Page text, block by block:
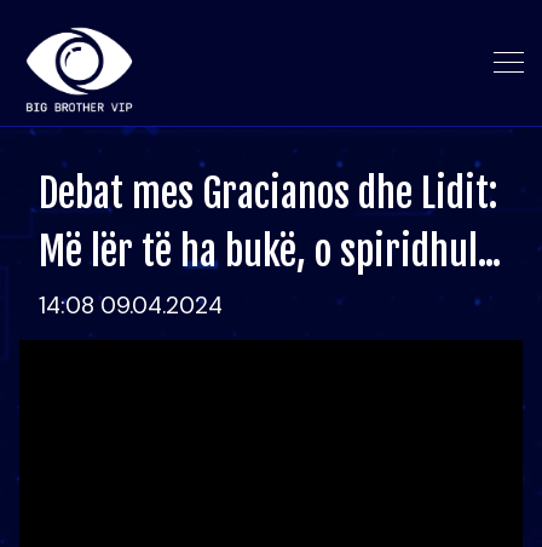
Debat mes Gracianos dhe Lidit:
Më lër të ha bukë, o spiridhul...
14:08 09.04.2024